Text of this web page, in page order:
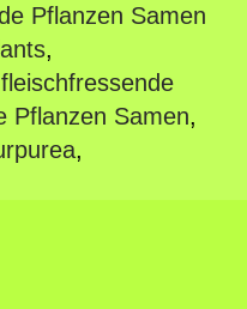
Pflanzen Samen
,
fleischfressende
Pflanzen Samen,
,